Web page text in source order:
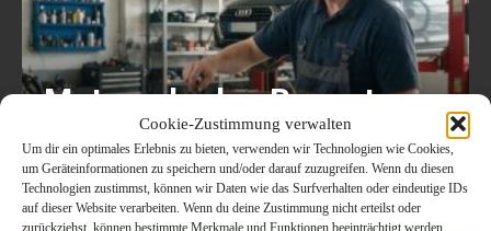
Cookie-Zustimmung verwalten
Um dir ein optimales Erlebnis zu bieten, verwenden wir Technologien wie Cookies,
um Geräteinformationen zu speichern und/oder darauf zuzugreifen. Wenn du diesen
Technologien zustimmst, können wir Daten wie das Surfverhalten oder eindeutige IDs
auf dieser Website verarbeiten. Wenn du deine Zustimmung nicht erteilst oder
zurückziehst, können bestimmte Merkmale und Funktionen beeinträchtigt werden.
Motorschaden Bewertung:
Der Ultimative Leitfaden
Für Fahrzeughalter, Um
Sorgfältig Entscheidungen